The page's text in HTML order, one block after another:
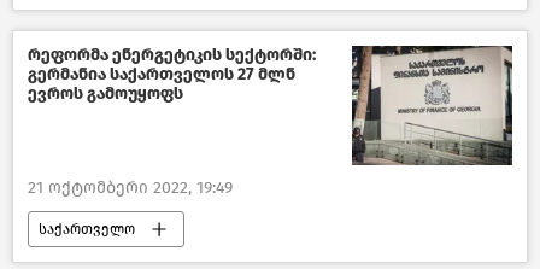
ნიკოლოზ ბასილაშვილი
რეფორმა ენერგეტიკის სექტორში:
გერმანია საქართველოს 27 მლნ
ევროს გამოუყოფს
21 ოქტომბერი 2022, 19:49
საქართველო